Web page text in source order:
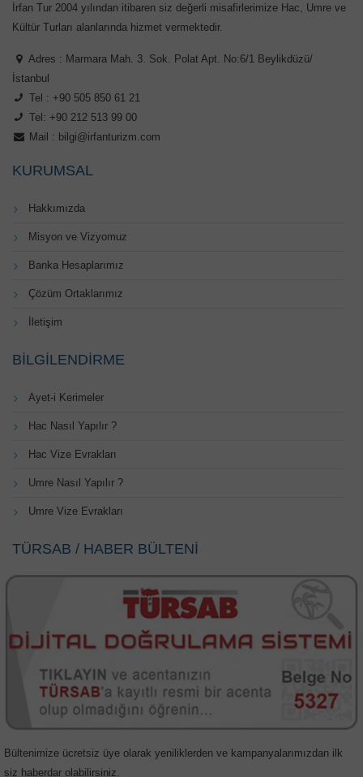
İrfan Tur 2004 yılından itibaren siz değerli misafirlerimize Hac, Umre ve
Kültür Turları alanlarında hizmet vermektedir.
Adres : Marmara Mah. 3. Sok. Polat Apt. No:6/1 Beylikdüzü/
İstanbul
Tel : +90 505 850 61 21
Tel: +90 212 513 99 00
Mail : bilgi@irfanturizm.com
KURUMSAL
Hakkımızda
Misyon ve Vizyomuz
Banka Hesaplarımız
Çözüm Ortaklarımız
İletişim
BILGILENDIRME
Ayet-i Kerimeler
Hac Nasıl Yapılır ?
Hac Vize Evrakları
Umre Nasıl Yapılır ?
Umre Vize Evrakları
TÜRSAB / HABER BÜLTENİ
Bültenimize ücretsiz üye olarak yeniliklerden ve kampanyalarımızdan ilk
siz haberdar olabilirsiniz.